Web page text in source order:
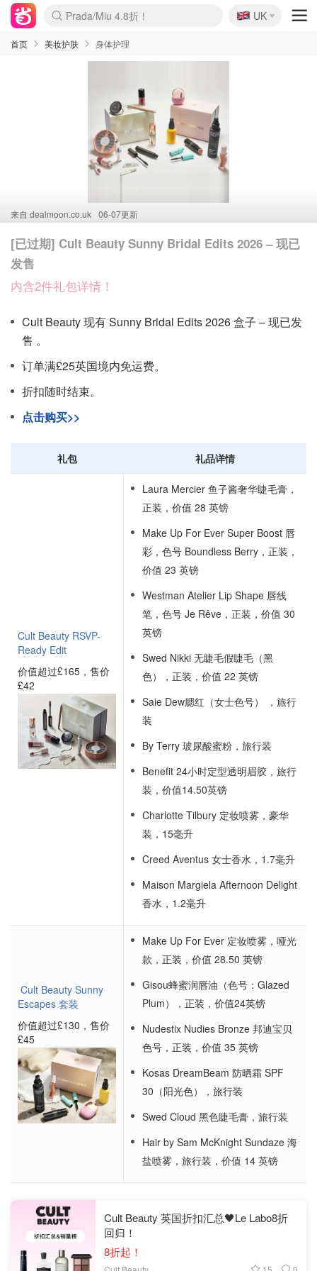
麦卢卡蜂蜜夏促！个位数！
Prada/Miu 4.8折！
啥？必胜客披萨5折！
🇬🇧
UK
首页 美妆护肤 身体护理
来自 dealmoon.co.uk 06-07更新
[已过期] Cult Beauty Sunny Bridal Edits 2026 – 现已
发售
内含2件礼包详情！
Cult Beauty 现有 Sunny Bridal Edits 2026 盒子 – 现已发
售 。
订单满£25英国境内免运费。
折扣随时结束。
点击购买>>
礼包 礼品详情
Cult Beauty RSVP-
Ready Edit
价值超过£165，售价
£42
Laura Mercier 鱼子酱奢华睫毛膏，
正装，价值 28 英镑
Make Up For Ever Super Boost 唇
彩，色号 Boundless Berry，正装，
价值 23 英镑
Westman Atelier Lip Shape 唇线
笔，色号 Je Rêve，正装，价值 30
英镑
Swed Nikki 无睫毛假睫毛（黑
色），正装，价值 22 英镑
Saie Dew腮红（女士色号） ，旅行
装
By Terry 玻尿酸蜜粉，旅行装
Benefit 24小时定型透明眉胶，旅行
装，价值14.50英镑
Charlotte Tilbury 定妆喷雾，豪华
装，15毫升
Creed Aventus 女士香水，1.7毫升
Maison Margiela Afternoon Delight
香水，1.2毫升
Cult Beauty Sunny
Escapes 套装
价值超过£130，售价
£45
Make Up For Ever 定妆喷雾，哑光
款，正装，价值 28.50 英镑
Gisou蜂蜜润唇油（色号：Glazed
Plum），正装，价值24英镑
Nudestix Nudies Bronze 邦迪宝贝
色号，正装，价值 35 英镑
Kosas DreamBeam 防晒霜 SPF
30（阳光色），旅行装
Swed Cloud 黑色睫毛膏，旅行装
Hair by Sam McKnight Sundaze 海
盐喷雾，旅行装，价值 14 英镑
Cult Beauty 英国折扣汇总🖤Le Labo8折
回归！
8折起！